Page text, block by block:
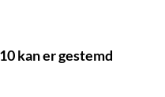
kan er gestemd